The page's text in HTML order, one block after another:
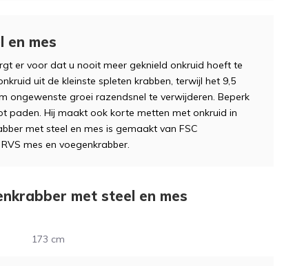
en mes
er voor dat u nooit meer geknield onkruid hoeft te
uit de kleinste spleten krabben, terwijl het 9,5
ongewenste groei razendsnel te verwijderen. Beperk
paden. Hij maakt ook korte metten met onkruid in
met steel en mes is gemaakt van FSC
mes en voegenkrabber.
met steel en mes
173 cm